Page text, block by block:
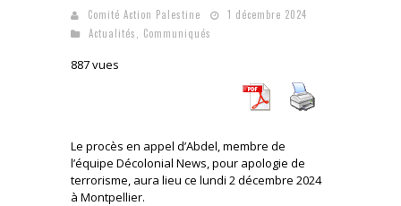
Comité Action Palestine
1 décembre 2024
Actualités
Communiqués
887 vues
Le procès en appel d’Abdel, membre de
l’équipe Décolonial News, pour apologie de
terrorisme, aura lieu ce lundi 2 décembre 2024
à Montpellier.